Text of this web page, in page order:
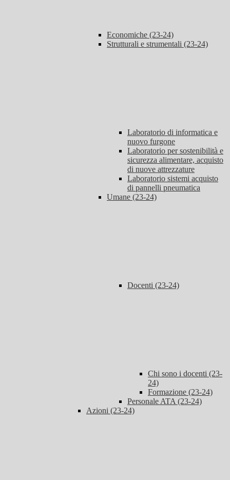
Economiche (23-24)
Strutturali e strumentali (23-24)
Laboratorio di informatica e
nuovo furgone
Laboratorio per sostenibilità e
sicurezza alimentare, acquisto
di nuove attrezzature
Laboratorio sistemi acquisto
di pannelli pneumatica
Umane (23-24)
Docenti (23-24)
Chi sono i docenti (23-
24)
Formazione (23-24)
Personale ATA (23-24)
Azioni (23-24)